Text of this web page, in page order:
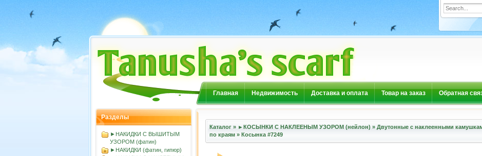
Главная Недвижимость Доставка и оплата Товар на заказ Обратная
Разделы
►НАКИДКИ С ВЫШИТЫМ
УЗОРОМ (фатин)
►НАКИДКИ (фатин, гипюр)
Каталог » ►КОСЫНКИ С НАКЛЕЕНЫМ УЗОРОМ (нейлон) » Двутонные с наклеенными
по краям » Косынка #7249